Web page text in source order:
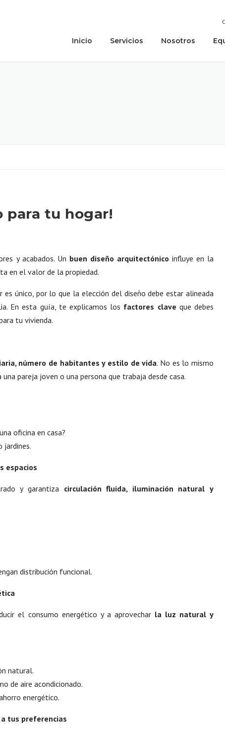
Inicio Servicios Nosotros
para tu hogar!
y acabados. Un buen diseño arquitectónico influye en la
en el valor de la propiedad.
es único, por lo que la elección del diseño debe estar alineada
En esta guía, te explicamos los factores clave que debes
tu vivienda.
número de habitantes y estilo de vida. No es lo mismo
pareja joven o una persona que trabaja desde casa.
oficina en casa?
jardines.
espacios
y garantiza circulación fluida, iluminación natural y
distribución funcional.
el consumo energético y a aprovechar la luz natural y
natural.
de aire acondicionado.
energético.
tus preferencias